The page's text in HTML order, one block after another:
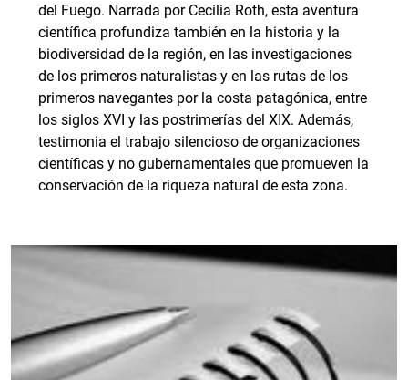
del Fuego. Narrada por Cecilia Roth, esta aventura
científica profundiza también en la historia y la
biodiversidad de la región, en las investigaciones
de los primeros naturalistas y en las rutas de los
primeros navegantes por la costa patagónica, entre
los siglos XVI y las postrimerías del XIX. Además,
testimonia el trabajo silencioso de organizaciones
científicas y no gubernamentales que promueven la
conservación de la riqueza natural de esta zona.